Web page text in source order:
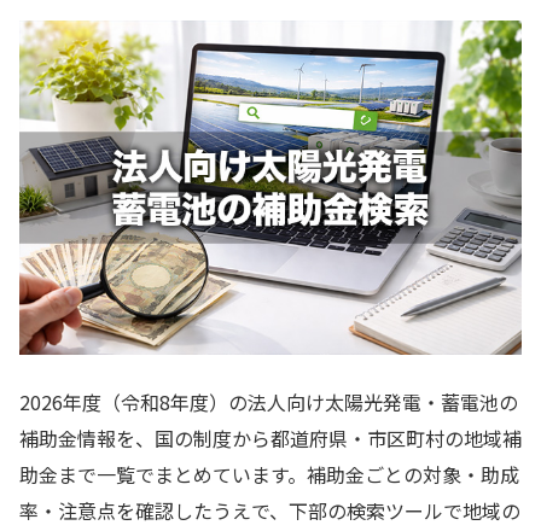
2026年度（令和8年度）の法人向け太陽光発電・蓄電池の
補助金情報を、国の制度から都道府県・市区町村の地域補
助金まで一覧でまとめています。補助金ごとの対象・助成
率・注意点を確認したうえで、下部の検索ツールで地域の